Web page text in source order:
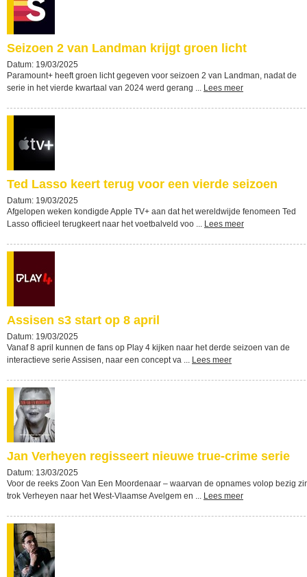
Seizoen 2 van Landman krijgt groen licht
Datum: 19/03/2025
Paramount+ heeft groen licht gegeven voor seizoen 2 van Landman, nadat de
serie in het vierde kwartaal van 2024 werd gerang ... Lees meer
Ted Lasso keert terug voor een vierde seizoen
Datum: 19/03/2025
Afgelopen weken kondigde Apple TV+ aan dat het wereldwijde fenomeen Ted
Lasso officieel terugkeert naar het voetbalveld voo ... Lees meer
Assisen s3 start op 8 april
Datum: 19/03/2025
Vanaf 8 april kunnen de fans op Play 4 kijken naar het derde seizoen van de
interactieve serie Assisen, naar een concept va ... Lees meer
Jan Verheyen regisseert nieuwe true-crime serie
Datum: 13/03/2025
Voor de reeks Zoon Van Een Moordenaar – waarvan de opnames volop bezig
trok Verheyen naar het West-Vlaamse Avelgem en ... Lees meer